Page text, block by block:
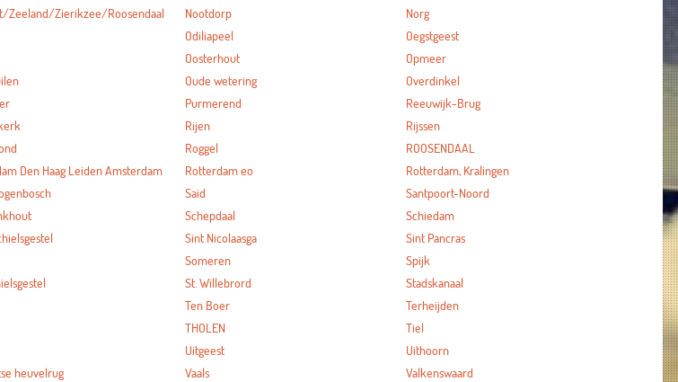
Zeeland/Zierikzee/Roosendaal
Nootdorp
Norg
Odiliapeel
Oegstgeest
Oosterhout
Opmeer
Oude wetering
Overdinkel
Purmerend
Reeuwijk-Brug
Rijen
Rijssen
Roggel
ROOSENDAAL
Den Haag Leiden Amsterdam Rotterdam eo
Rotterdam, Kralingen
Said
Santpoort-Noord
Schepdaal
Schiedam
Sint Nicolaasga
Sint Pancras
Someren
Spijk
St. Willebrord
Stadskanaal
Ten Boer
Terheijden
THOLEN
Tiel
Uitgeest
Uithoorn
heuvelrug Vaals
Valkenswaard